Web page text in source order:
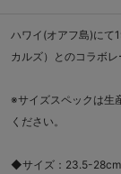
ハワイ(オアフ島)にて
カルズ）とのコラボレ
※サイズスペックは生
ください。
◆サイズ：23.5-28cm